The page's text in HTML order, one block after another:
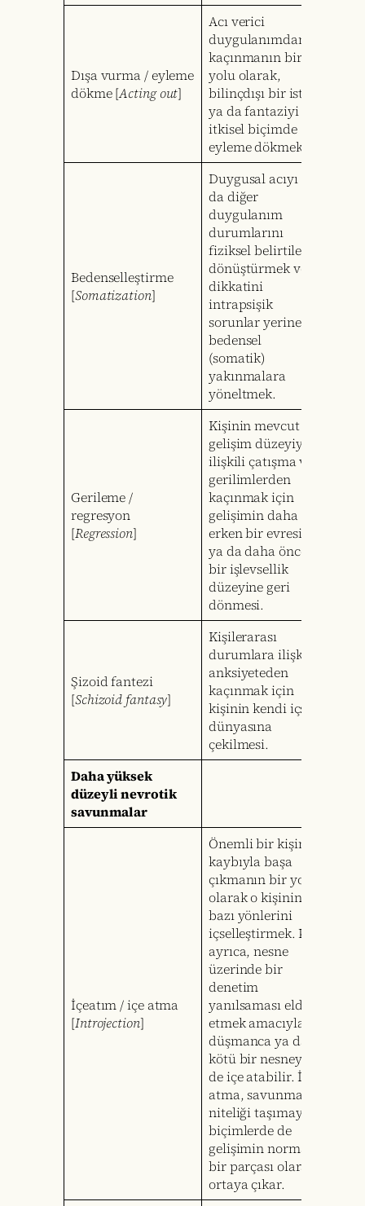
Dışa vurma / eyleme
dökme [Acting out]
Acı verici
duygulanımdan
kaçınmanın bir
yolu olarak,
bilinçdışı bir isteği
ya da fantaziyi
itkisel biçimde
eyleme dökmek.
Bedenselleştirme
[Somatization]
Duygusal acıyı ya
da diğer
duygulanım
durumlarını
fiziksel belirtilere
dönüştürmek ve
dikkatini
intrapsişik
sorunlar yerine
bedensel
(somatik)
yakınmalara
yöneltmek.
Gerileme /
regresyon
[Regression]
Kişinin mevcut
gelişim düzeyiyle
ilişkili çatışma ve
gerilimlerden
kaçınmak için
gelişimin daha
erken bir evresine
ya da daha önceki
bir işlevsellik
düzeyine geri
dönmesi.
Şizoid fantezi
[Schizoid fantasy]
Kişilerarası
durumlara ilişkin
anksiyeteden
kaçınmak için
kişinin kendi içsel
dünyasına
çekilmesi.
Daha yüksek
düzeyli nevrotik
savunmalar
İçeatım / içe atma
[Introjection]
Önemli bir kişinin
kaybıyla başa
çıkmanın bir yolu
olarak o kişinin
bazı yönlerini
içselleştirmek. Kişi
ayrıca, nesne
üzerinde bir
denetim
yanılsaması elde
etmek amacıyla
düşmanca ya da
kötü bir nesneyi
de içe atabilir. İçe
atma, savunma
niteliği taşımayan
biçimlerde de
gelişimin normal
bir parçası olarak
ortaya çıkar.